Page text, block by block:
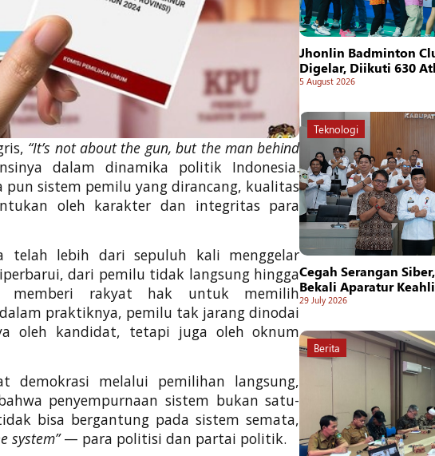
“It’s not about the gun, but the man behind
dalam dinamika politik Indonesia.
pun sistem pemilu yang dirancang, kualitas
oleh karakter dan integritas para
telah lebih dari sepuluh kali menggelar
dari pemilu tidak langsung hingga
memberi rakyat hak untuk memilih
praktiknya, pemilu tak jarang dinodai
oleh kandidat, tetapi juga oleh oknum
demokrasi melalui pemilihan langsung,
penyempurnaan sistem bukan satu-
bisa bergantung pada sistem semata,
system”— para politisi dan partai politik.
Jhonlin Badminton
Digelar, Diikuti 630
5 August 2026
Teknologi
Cegah Serangan
Bekali Aparatur
29 July 2026
Berita